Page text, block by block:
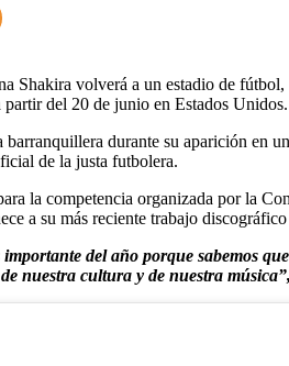
Shakira volverá a un estadio de
partir del 20 de junio en Estados Unidos.
durante su aparición en
de la justa futbolera.
la competencia organizada por la
a su más reciente trabajo
del año porque sabemos
nuestra cultura y de nuestra